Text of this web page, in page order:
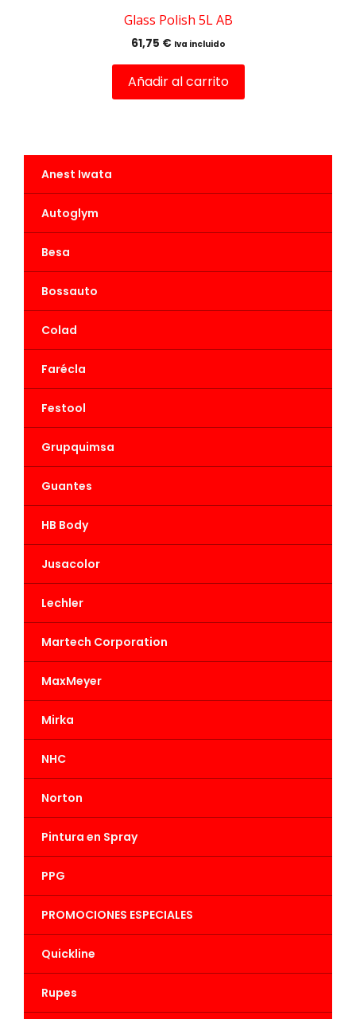
Glass Polish 5L AB
61,75 € Iva incluido
Añadir al carrito
Anest Iwata
Autoglym
Besa
Bossauto
Colad
Farécla
Festool
Grupquimsa
Guantes
HB Body
Jusacolor
Lechler
Martech Corporation
MaxMeyer
Mirka
NHC
Norton
Pintura en Spray
PPG
PROMOCIONES ESPECIALES
Quickline
Rupes